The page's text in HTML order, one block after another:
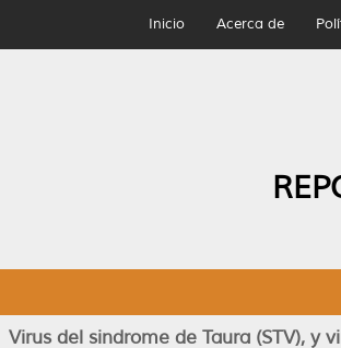
Inicio Acerca de
Virus del sindrome de Taura (STV), y